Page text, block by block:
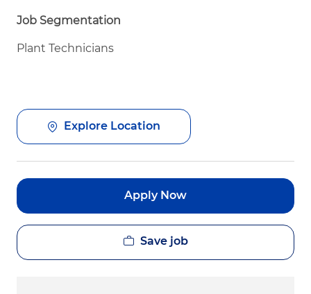
Job Segmentation
Plant Technicians
Explore Location
Apply Now
Save job